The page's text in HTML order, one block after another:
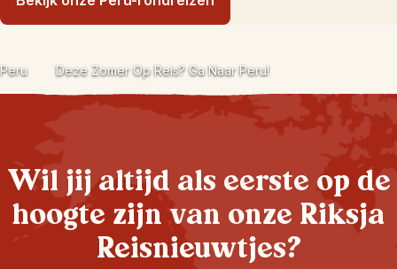
Peru Deze Zomer Op Reis? Ga Naar Peru!
Wil jij altijd als eerste op de
hoogte zijn van onze Riksja
Reisnieuwtjes?